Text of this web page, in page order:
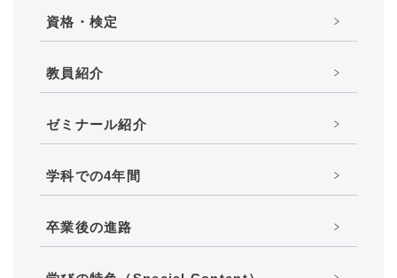
資格・検定
教員紹介
ゼミナール紹介
学科での4年間
卒業後の進路